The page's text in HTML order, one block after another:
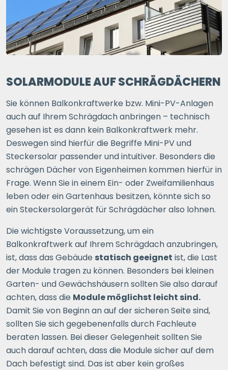
SOLARMODULE AUF SCHRÄGDÄCHERN
Sie können Balkonkraftwerke bzw. Mini-PV-Anlagen
auch auf Ihrem Schrägdach anbringen – technisch
gesehen ist es dann kein Balkonkraftwerk mehr.
Deswegen sind hierfür die Begriffe Mini-PV und
Steckersolar passender und intuitiver. Besonders die
schrägen Dächer von Eigenheimen kommen hierfür in
Frage. Wenn Sie in einem Ein- oder Zweifamilienhaus
leben oder ein Gartenhaus besitzen, könnte sich so
ein Steckersolargerät für Schrägdächer also lohnen.
Die wichtigste Voraussetzung, um ein
Balkonkraftwerk auf Ihrem Schrägdach anzubringen,
ist, dass das Gebäude statisch geeignet ist, die Last
der Module tragen zu können. Besonders bei kleinen
Garten- und Gewächshäusern sollten Sie also darauf
achten, dass die Module möglichst leicht sind.
Damit Sie von Beginn an auf der sicheren Seite sind,
sollten Sie sich gegebenenfalls durch Fachleute
beraten lassen. Bei dieser Gelegenheit sollten Sie
auch darauf achten, dass die Module sicher auf dem
Dach befestigt sind. Das ist aber kein großes